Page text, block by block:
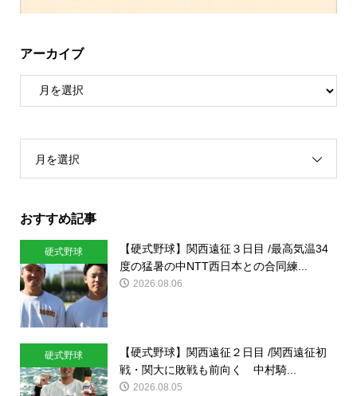
アーカイブ
月を選択
おすすめ記事
硬式野球
【硬式野球】関西遠征３日目 /最高気温34
度の猛暑の中NTT西日本との合同練...
2026.08.06
硬式野球
【硬式野球】関西遠征２日目 /関西遠征初
戦・関大に敗戦も前向く 中村騎...
2026.08.05